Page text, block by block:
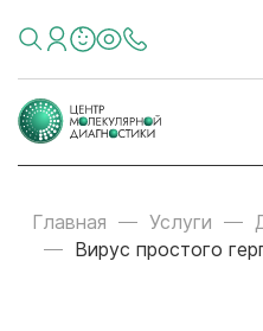
Главная Услуги
Вирус простого